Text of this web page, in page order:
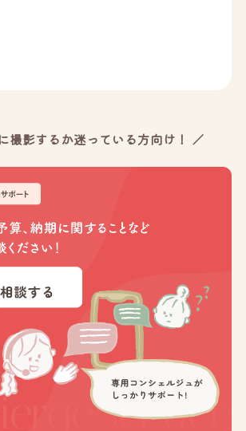
撮影するか迷っている方向け！ ／